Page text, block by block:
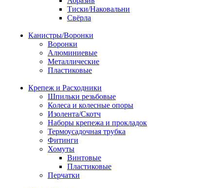
Тиски/Наковальни
Свёрла
Канистры/Воронки
Воронки
Алюминиевые
Металлические
Пластиковые
Крепеж и Расходники
Шпильки резьбовые
Колеса и колесные опоры
Изолента/Скотч
Наборы крепежа и прокладок
Термоусадочная трубка
Фитинги
Хомуты
Винтовые
Пластиковые
Перчатки